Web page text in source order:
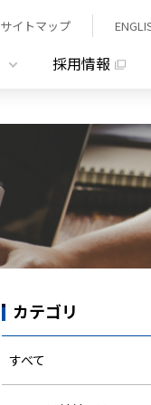
サイトマップ
採用情報
カテゴリ
すべて